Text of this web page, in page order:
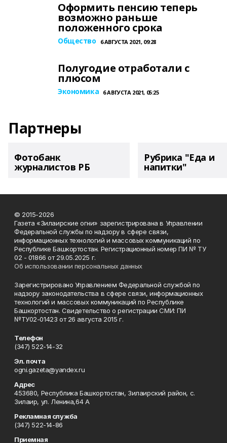
Оформить пенсию теперь
возможно раньше
положенного срока
Общество 6 АВГУСТА 2021, 09:28
Полугодие отработали с
плюсом
Экономика 6 АВГУСТА 2021, 05:25
Партнеры
Фотобанк
журналистов РБ
Рубрика "Еда и
напитки"
© 2015-2026
Газета «Зилаирские огни» зарегистрирована в Управлении
Федеральной службы по надзору в сфере связи,
информационных технологий и массовых коммуникаций по
Республике Башкортостан. Регистрационный номер ПИ № ТУ
02 - 01866 от 29.05.2025 г.
Об использовании персональных данных
Зарегистрировано Управлением Федеральной службой по
надзору законодательства в сфере связи, информационных
технологий и массовых коммуникаций по Республике
Башкортостан. Свидетельство о регистрации СМИ: ПИ
№ТУ02-01423 от 26 августа 2015 г.
Телефон
(347) 522-14-32
Эл. почта
ogni.gazeta@yandex.ru
Адрес
453680, Республика Башкортостан, Зилаирский район, с.
Зилаир, ул. Ленина,64 А
Рекламная служба
(347) 522-14-86
Приемная